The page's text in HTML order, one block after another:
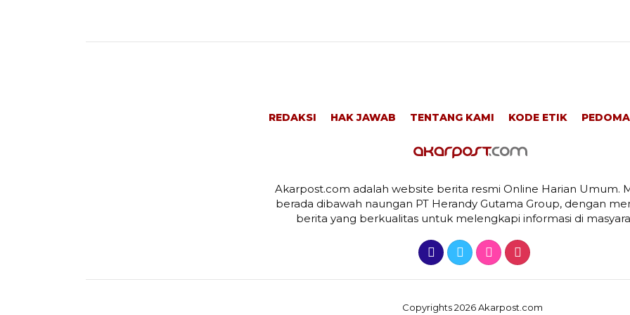
REDAKSI HAK JAWAB TENTANG KAMI KODE ETIK
Akarpost.com adalah website berita resmi Online Harian Umum.
berada dibawah naungan PT Herandy Gutama Group, dengan
berita yang berkualitas untuk melengkapi informasi di
Copyrights 2026 Akarpost.com